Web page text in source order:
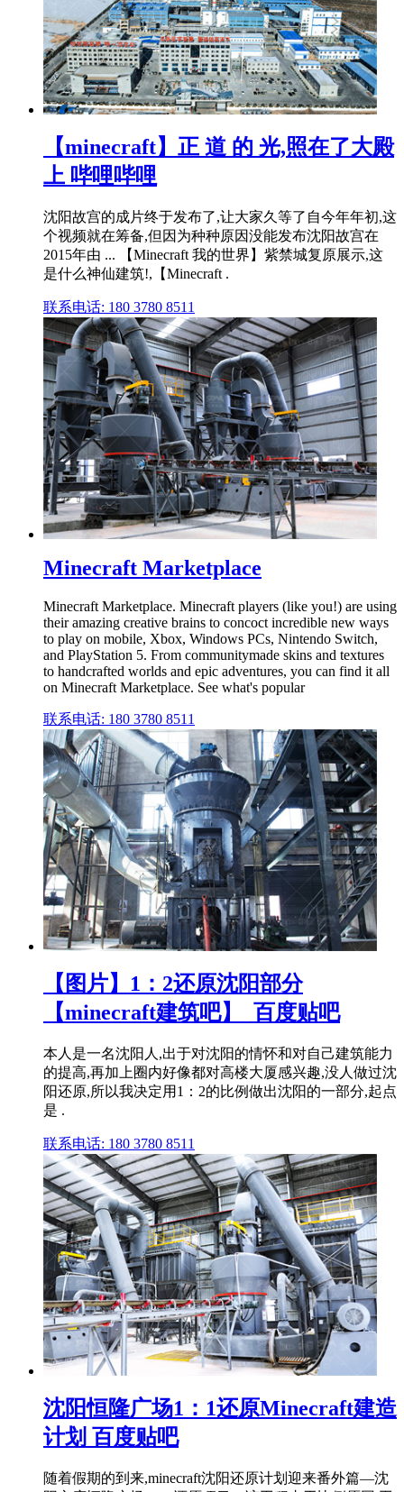
【minecraft】正 道 的 光,照在了大殿
上 哔哩哔哩
沈阳故宫的成片终于发布了,让大家久等了自今年年初,这
个视频就在筹备,但因为种种原因没能发布沈阳故宫在
2015年由 ... 【Minecraft 我的世界】紫禁城复原展示,这
是什么神仙建筑!,【Minecraft .
联系电话: 180 3780 8511
Minecraft Marketplace
Minecraft Marketplace. Minecraft players (like you!) are using
their amazing creative brains to concoct incredible new ways
to play on mobile, Xbox, Windows PCs, Nintendo Switch,
and PlayStation 5. From communitymade skins and textures
to handcrafted worlds and epic adventures, you can find it all
on Minecraft Marketplace. See what's popular
联系电话: 180 3780 8511
【图片】1：2还原沈阳部分
【minecraft建筑吧】_百度贴吧
本人是一名沈阳人,出于对沈阳的情怀和对自己建筑能力
的提高,再加上圈内好像都对高楼大厦感兴趣,没人做过沈
阳还原,所以我决定用1：2的比例做出沈阳的一部分,起点
是 .
联系电话: 180 3780 8511
沈阳恒隆广场1：1还原Minecraft建造
计划 百度贴吧
随着假期的到来,minecraft沈阳还原计划迎来番外篇—沈